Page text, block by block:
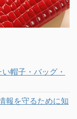
帽子・バッグ・
報を守るために知